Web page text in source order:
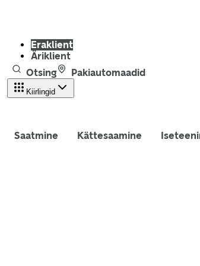
Eraklient
Äriklient
Otsing
Pakiautomaadid
Kiirlingid
Saatmine Kättesaamine